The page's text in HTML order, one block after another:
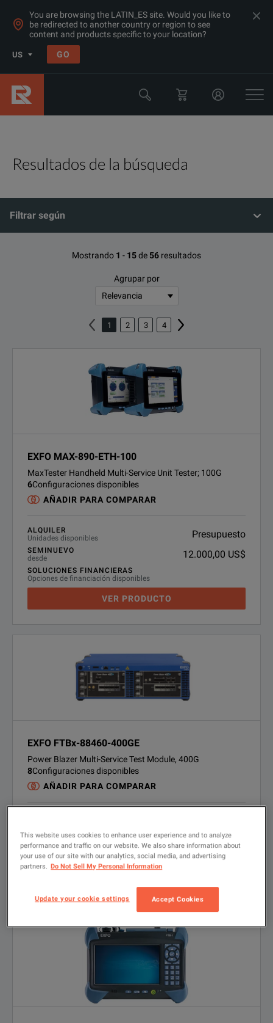
You are browsing the LATIN_ES site. Would you like to
be redirected to another country or region to see
content and products specific to your location?
US GO
Resultados de la búsqueda
Filtrar según
Mostrando 1 - 15de 56 resultados
Agrupar por
1 2 3 4
EXFO MAX-890-ETH-100
MaxTester Handheld Multi-Service Unit Tester; 100G
6Configuraciones disponibles
AÑADIR PARA COMPARAR
ALQUILER
Unidades disponibles
Presupuesto
SEMINUEVO
desde
12.000,00 US$
SOLUCIONES FINANCIERAS
Opciones de financiación disponibles
VER PRODUCTO
EXFO FTBx-88460-400GE
Power Blazer Multi-Service Test Module, 400G
8Configuraciones disponibles
AÑADIR PARA COMPARAR
SEMINUEVO
Contáctenos
Presupuesto
SOLUCIONES FINANCIERAS
Opciones de financiación disponibles
VER PRODUCTO
This website uses cookies to enhance user experience and to analyze
performance and traffic on our website. We also share information about
your use of our site with our analytics, social media, and advertising
partners.
Do Not Sell My Personal Information
Update your cookie settings Accept Cookies